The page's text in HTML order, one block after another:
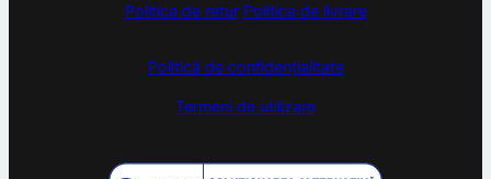
Politica de retur Politica de livrare
Politică de confidențialitate
Termeni de utilizare